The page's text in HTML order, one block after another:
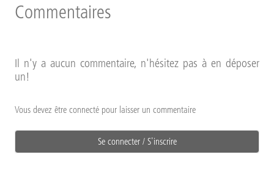
Commentaires
Il n'y a aucun commentaire, n'hésitez pas à en déposer
un!
Vous devez être connecté pour laisser un commentaire
Se connecter / S'inscrire